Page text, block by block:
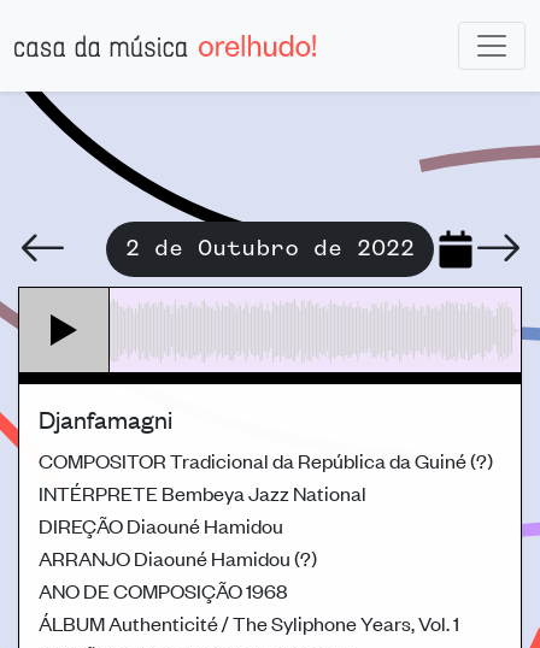
2 de Outubro de 2022
Djanfamagni
COMPOSITORTradicional da República da Guiné (?)
INTÉRPRETE Bembeya Jazz National
DIREÇÃODiaouné Hamidou
ARRANJODiaouné Hamidou (?)
ANO DE COMPOSIÇÃO1968
ÁLBUMAuthenticité / The Syliphone Years, Vol. 1